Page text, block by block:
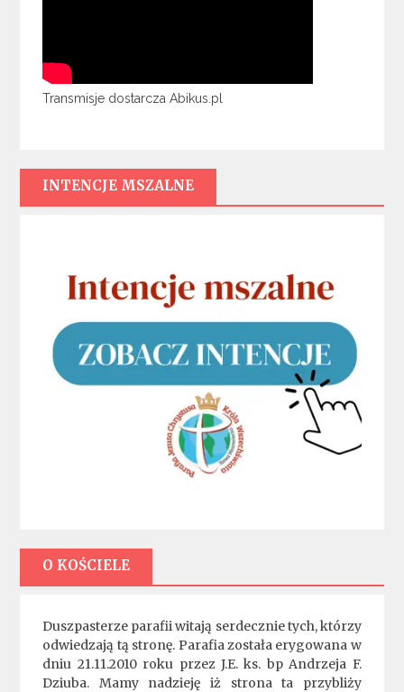
Transmisje dostarcza Abikus.pl
INTENCJE MSZALNE
O KOŚCIELE
Duszpasterze parafii witają serdecznie tych, którzy
odwiedzają tą stronę. Parafia została erygowana w
dniu 21.11.2010 roku przez J.E. ks. bp Andrzeja F.
Dziuba. Mamy nadzieję iż strona ta przybliży